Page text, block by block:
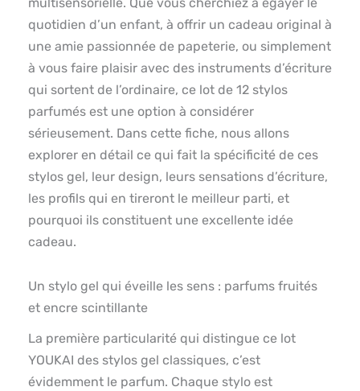
quotidien d’un enfant, à offrir un cadeau original à
une amie passionnée de papeterie, ou simplement
à vous faire plaisir avec des instruments d’écriture
qui sortent de l’ordinaire, ce lot de 12 stylos
parfumés est une option à considérer
sérieusement. Dans cette fiche, nous allons
explorer en détail ce qui fait la spécificité de ces
stylos gel, leur design, leurs sensations d’écriture,
les profils qui en tireront le meilleur parti, et
pourquoi ils constituent une excellente idée
cadeau.
Un stylo gel qui éveille les sens : parfums fruités
et encre scintillante
La première particularité qui distingue ce lot
YOUKAI des stylos gel classiques, c’est
évidemment le parfum. Chaque stylo est